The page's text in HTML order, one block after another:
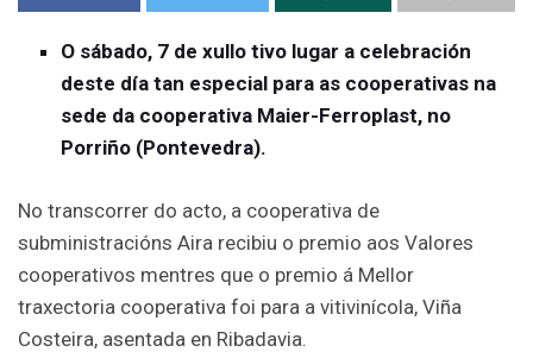
O sábado, 7 de xullo tivo lugar a celebración
deste día tan especial para as cooperativas na
sede da cooperativa Maier-Ferroplast, no
Porriño (Pontevedra).
No transcorrer do acto, a cooperativa de
subministracións Aira recibiu o premio aos Valores
cooperativos mentres que o premio á Mellor
traxectoria cooperativa foi para a vitivinícola, Viña
Costeira, asentada en Ribadavia.